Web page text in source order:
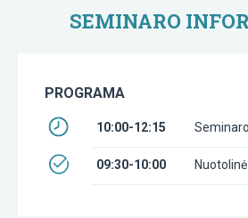
SEMINARO
PROGRAMA
10:00-12:15
09:30-10:00